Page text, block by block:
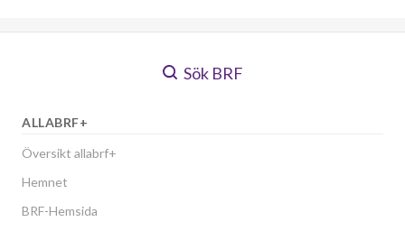
Sök BRF
ALLABRF+
Översikt allabrf+
Hemnet
BRF-Hemsida